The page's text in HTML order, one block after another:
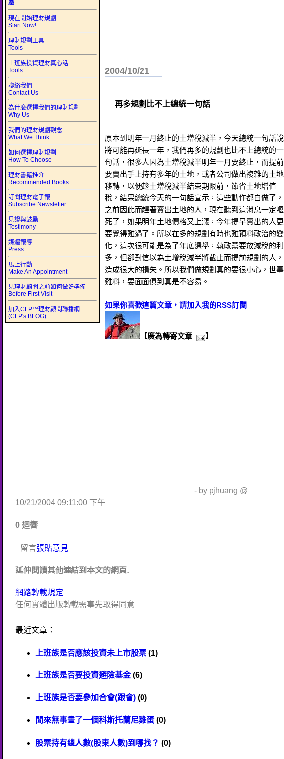
戲
現在開始理財規劃
Start Now!
理財規劃工具
Tools
上班族投資理財真心話
Tools
聯絡我們
Contact Us
為什麼選擇我們的理財規劃
Why Us
我們的理財規劃觀念
What We Think
如何選擇理財規劃
How To Choose
理財書籍推介
Recommended Books
訂閱理財電子報
Subscribe Newsletter
見證與鼓勵
Testimony
媒體報導
Press
馬上行動
Make An Appointment
見理財顧問之前如何做好準備
Before First Visit
加入CFP™理財顧問聯播網
(CFP's BLOG)
2004/10/21
再多規劃比不上總統一句話
原本到明年一月終止的土增稅減半，今天總統一句話說
將可能再延長一年，我們再多的規劃也比不上總統的一
句話，很多人因為土增稅減半明年一月要終止，而提前
要賣出手上持有多年的土地，或者公司做出複雜的土地
移轉，以便趁土增稅減半結束期限前，節省土地增值
稅，結果總統今天的一句話宣示，這些動作都白做了，
之前因此而趕著賣出土地的人，現在聽到這消息一定嘔
死了，如果明年土地價格又上漲，今年提早賣出的人更
要覺得難過了。所以在多的規劃有時也難預料政治的變
化，這次很可能是為了年底選舉，執政黨要放減稅的利
多，但卻對信以為土增稅減半將截止而提前規劃的人，
造成很大的損失。所以我們做規劃真的要很小心，世事
難料，要面面俱到真是不容易。
如果你喜歡這篇文章，請加入我的RSS訂閱
【廣為轉寄文章 】
- by pjhuang @
10/21/2004 09:11:00 下午
0 迴響
留言張貼意見
延伸閱讀其他連結到本文的網頁:
網路轉載規定
任何實體出版轉載需事先取得同意
最近文章：
上班族是否應該投資未上市股票 (1)
上班族是否要投資避險基金(6)
上班族是否要參加合會(跟會) (0)
閒來無事畫了一個科斯托蘭尼雞蛋 (0)
股票持有總人數(股東人數)到哪找？ (0)